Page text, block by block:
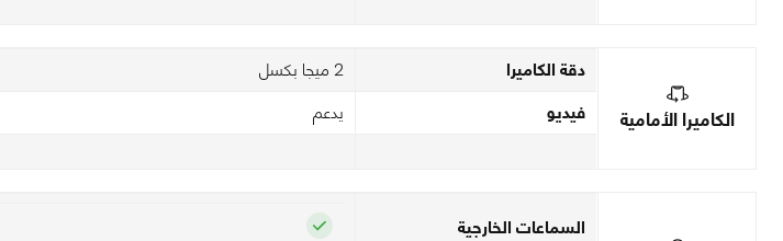
الكاميرا الأمامية
دقة الكاميرا 2 ميجا بكسل
فيديو يدعم
السماعات الخارجية